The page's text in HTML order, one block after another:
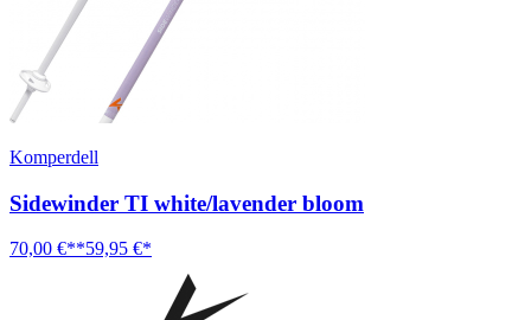
Komperdell
Sidewinder TI white/lavender bloom
70,00 €**59,95 €*